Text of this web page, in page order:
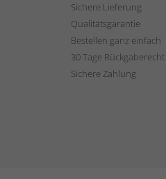
Sichere Lieferung
Qualitätsgarantie
Bestellen ganz einfach
30 Tage Rückgaberecht
Sichere Zahlung